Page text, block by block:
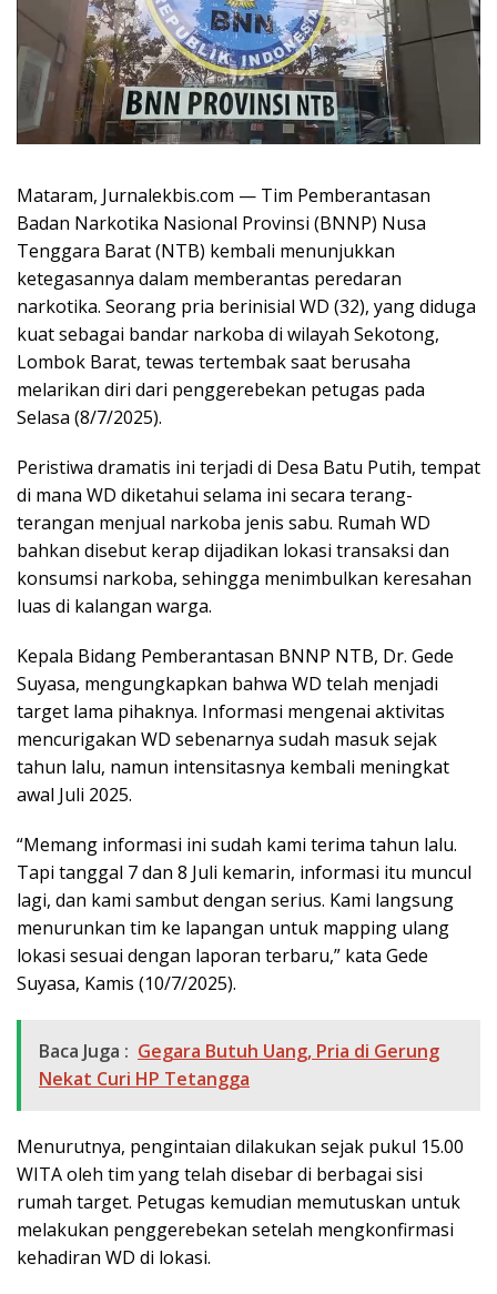
Mataram, Jurnalekbis.com — Tim Pemberantasan
Badan Narkotika Nasional Provinsi (BNNP) Nusa
Tenggara Barat (NTB) kembali menunjukkan
ketegasannya dalam memberantas peredaran
narkotika. Seorang pria berinisial WD (32), yang diduga
kuat sebagai bandar narkoba di wilayah Sekotong,
Lombok Barat, tewas tertembak saat berusaha
melarikan diri dari penggerebekan petugas pada
Selasa (8/7/2025).
Peristiwa dramatis ini terjadi di Desa Batu Putih, tempat
di mana WD diketahui selama ini secara terang-
terangan menjual narkoba jenis sabu. Rumah WD
bahkan disebut kerap dijadikan lokasi transaksi dan
konsumsi narkoba, sehingga menimbulkan keresahan
luas di kalangan warga.
Kepala Bidang Pemberantasan BNNP NTB, Dr. Gede
Suyasa, mengungkapkan bahwa WD telah menjadi
target lama pihaknya. Informasi mengenai aktivitas
mencurigakan WD sebenarnya sudah masuk sejak
tahun lalu, namun intensitasnya kembali meningkat
awal Juli 2025.
“Memang informasi ini sudah kami terima tahun lalu.
Tapi tanggal 7 dan 8 Juli kemarin, informasi itu muncul
lagi, dan kami sambut dengan serius. Kami langsung
menurunkan tim ke lapangan untuk mapping ulang
lokasi sesuai dengan laporan terbaru,” kata Gede
Suyasa, Kamis (10/7/2025).
Baca Juga : Gegara Butuh Uang, Pria di Gerung
Nekat Curi HP Tetangga
Menurutnya, pengintaian dilakukan sejak pukul 15.00
WITA oleh tim yang telah disebar di berbagai sisi
rumah target. Petugas kemudian memutuskan untuk
melakukan penggerebekan setelah mengkonfirmasi
kehadiran WD di lokasi.